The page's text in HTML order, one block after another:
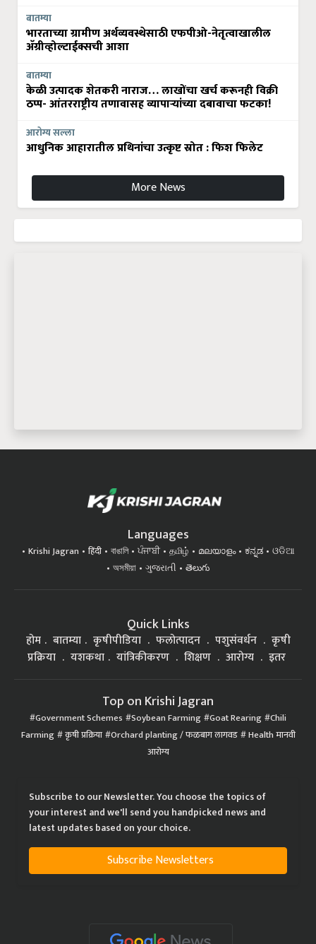
बातम्या
भारताच्या ग्रामीण अर्थव्यवस्थेसाठी एफपीओ-नेतृत्वाखालील
अ‍ॅग्रीव्होल्टाईक्सची आशा
बातम्या
केळी उत्पादक शेतकरी नाराज… लाखोंचा खर्च करूनही विक्री
ठप्प- आंतरराष्ट्रीय तणावासह व्यापाऱ्यांच्या दबावाचा फटका!
आरोग्य सल्ला
आधुनिक आहारातील प्रथिनांचा उत्कृष्ट स्रोत : फिश फिलेट
More News
Languages
Krishi Jagran हिंदी বাঙালি ਪੰਜਾਬੀ தமிழ் മലയാളം ಕನ್ನಡ
ଓଡିଆ
অসমীয়া
ગુજરાતી తెలుగు
Quick Links
होम बातम्या कृषीपीडिया फलोत्पादन पशुसंवर्धन
कृषी
प्रक्रिया
यशकथा यांत्रिकीकरण शिक्षण आरोग्य इतर
Top on Krishi Jagran
Government Schemes Soybean Farming Goat Rearing Chili
Farming कृषी प्रक्रिया Orchard planting / फळबाग लागवड Health मानवी
आरोग्य
Subscribe to our Newsletter. You choose the topics of
your interest and we'll send you handpicked news and
latest updates based on your choice.
Subscribe Newsletters